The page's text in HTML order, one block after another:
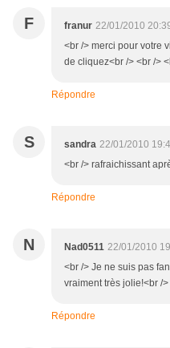
F franur 22/01/2010
<br /> merci pour votre
de cliquez<br /> <br />
Répondre
S sandra 22/01/2010
<br /> rafraichissant
Répondre
N Nad0511 22/01/2010
<br /> Je ne suis pas
vraiment très jolie!<br /
Répondre